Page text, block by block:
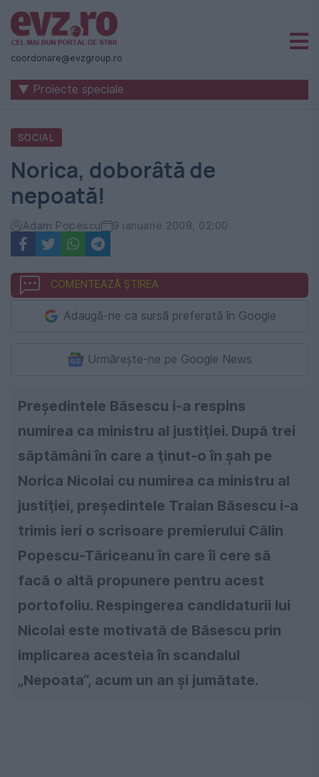
Știri
naționale
internaționale
România
-
Evenimentul
Zilei
coordonare@evzgroup.ro
▼ Proiecte speciale
SOCIAL
Norica, doborâtă de
nepoată!
Adam Popescu 9 ianuarie 2008, 02:00
COMENTEAZĂ ȘTIREA
Adaugă-ne ca sursă preferată în Google
Urmărește-ne pe Google News
Preşedintele Băsescu i-a respins
numirea ca ministru al justiţiei. După trei
săptămâni în care a ţinut-o în şah pe
Norica Nicolai cu numirea ca ministru al
justiţiei, preşedintele Traian Băsescu i-a
trimis ieri o scrisoare premierului Călin
Popescu-Tăriceanu în care îi cere să
facă o altă propunere pentru acest
portofoliu. Respingerea candidaturii lui
Nicolai este motivată de Băsescu prin
implicarea acesteia în scandalul
„Nepoata“, acum un an şi jumătate.